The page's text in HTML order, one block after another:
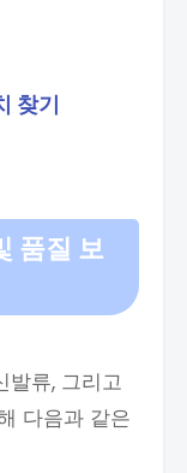
찾기
품질 보
발류, 그리고
다음과 같은